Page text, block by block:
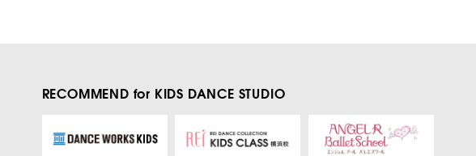
RECOMMEND for KIDS DANCE STUDIO